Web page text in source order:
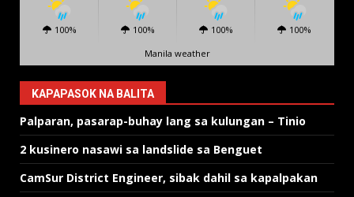
100% 100% 100% 100%
Manila weather
KAPAPASOK NA BALITA
Palparan, pasarap-buhay lang sa kulungan – Tinio
2 kusinero nasawi sa landslide sa Benguet
CamSur District Engineer, sibak dahil sa kapalpakan